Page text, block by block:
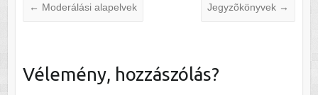
← Moderálási alapelvek Jegyzõkönyvek →
Vélemény, hozzászólás?